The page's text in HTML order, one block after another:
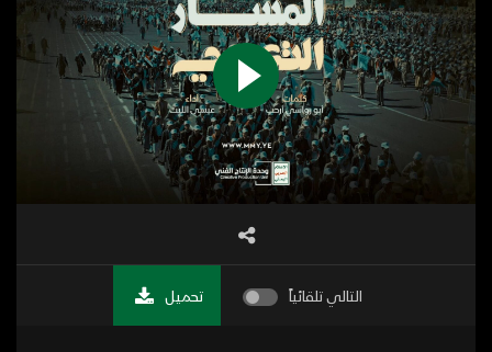
التالي تلقائياً تحميل